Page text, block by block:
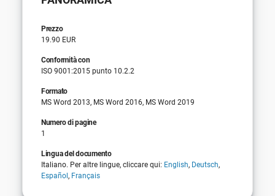
Prezzo
19.90 EUR
Conformità con
ISO 9001:2015 punto 10.2.2
Formato
MS Word 2013, MS Word 2016, MS Word 2019
Numero di pagine
1
Lingua del documento
Italiano. Per altre lingue, cliccare qui: English, Deutsch,
Español, Français